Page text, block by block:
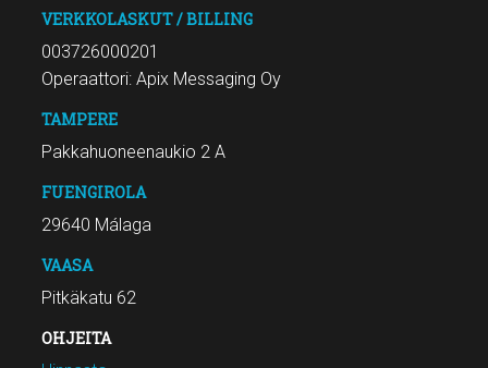
VERKKOLASKUT / BILLING
003726000201
Operaattori: Apix Messaging Oy
TAMPERE
Pakkahuoneenaukio 2 A
FUENGIROLA
29640 Málaga
VAASA
Pitkäkatu 62
OHJEITA